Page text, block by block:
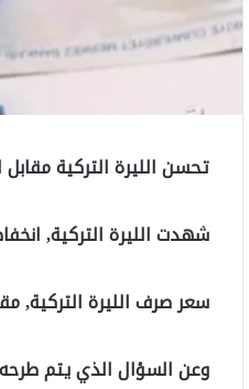
تحسن الليرة التركية مقابل
شهدت الليرة التركية,
سعر صرف الليرة التركية,
وعن السؤال الذي يتم